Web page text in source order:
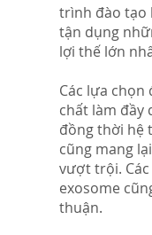
trình đào tạo
tận dụng
lợi thế lớn
Các lựa
chất làm đầy
đồng thời hệ
cũng mang
vượt trội.
exosome
thuận.